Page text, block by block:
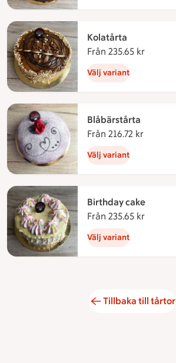
Kolatårta
Från 235.65 kr
Välj variant
Blåbärstårta
Från 216.72 kr
Välj variant
Birthday cake
Från 235.65 kr
Välj variant
Tillbaka till tårtor